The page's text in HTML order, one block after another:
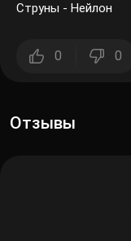
Струны - Нейлон
0 0
Отзывы